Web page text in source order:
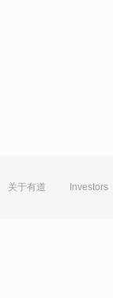
关于有道 Investors